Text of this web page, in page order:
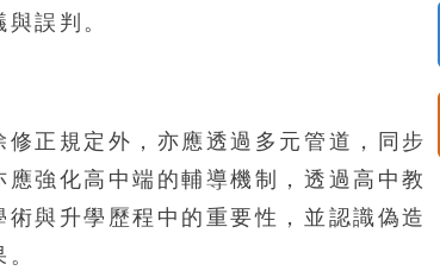
誤判。
正規定外，亦應透過多元管道，同步
強化高中端的輔導機制，透過高中教
與升學歷程中的重要性，並認識偽造